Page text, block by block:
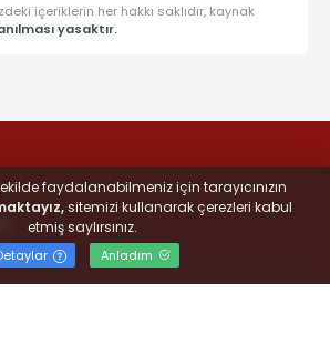
içeriklerin her hakkı saklıdır, kaynak
yasaktır.
faydalanabilmeniz için tarayıcınızın
sitemizi kullanarak çerezleri kabul
etmiş saylırsınız.
Anladım